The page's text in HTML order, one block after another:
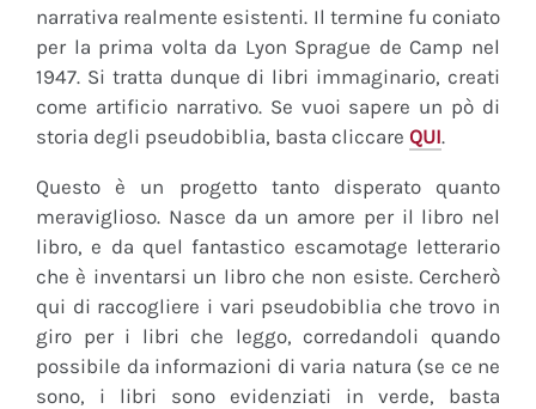
narrativa realmente esistenti. Il termine fu coniato
per la prima volta da Lyon Sprague de Camp nel
1947. Si tratta dunque di libri immaginario, creati
come artificio narrativo. Se vuoi sapere un pò di
storia degli pseudobiblia, basta cliccare QUI.
Questo è un progetto tanto disperato quanto
meraviglioso. Nasce da un amore per il libro nel
libro, e da quel fantastico escamotage letterario
che è inventarsi un libro che non esiste. Cercherò
qui di raccogliere i vari pseudobiblia che trovo in
giro per i libri che leggo, corredandoli quando
possibile da informazioni di varia natura (se ce ne
sono, i libri sono evidenziati in verde, basta